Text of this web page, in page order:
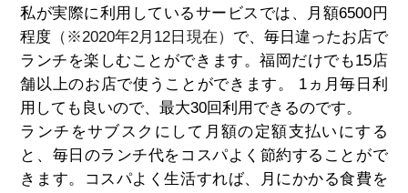
私が実際に利用しているサービスでは、月額6500円
程度 （※2020年2月12日現在） で、毎日違ったお店で
ランチを楽しむことができます。福岡だけでも15店
舗以上のお店で使うことができます。 1ヵ月毎日利
用しても良いので、最大30回利用できるのです。
ランチをサブスクにして月額の定額支払いにする
と、毎日のランチ代をコスパよく節約することがで
きます。コスパよく生活すれば、月にかかる食費を